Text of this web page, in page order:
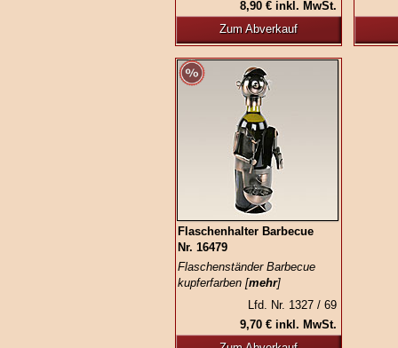
8,90 € inkl. MwSt.
Zum Abverkauf
Flaschenhalter Barbecue
Nr. 16479
Flaschenständer Barbecue
kupferfarben [mehr]
Lfd. Nr. 1327 / 69
9,70 € inkl. MwSt.